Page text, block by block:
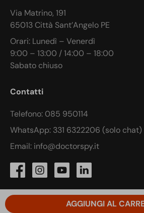
Via Matrino, 191
65013 Città Sant’Angelo PE
Orari: Lunedì – Venerdì
9:00 – 13:00 / 14:00 – 18:00
Sabato chiuso
Contatti
Telefono: 085 950114
WhatsApp: 331 6322206 (solo chat)
Email: info@doctorspy.it
AGGIUNGI AL